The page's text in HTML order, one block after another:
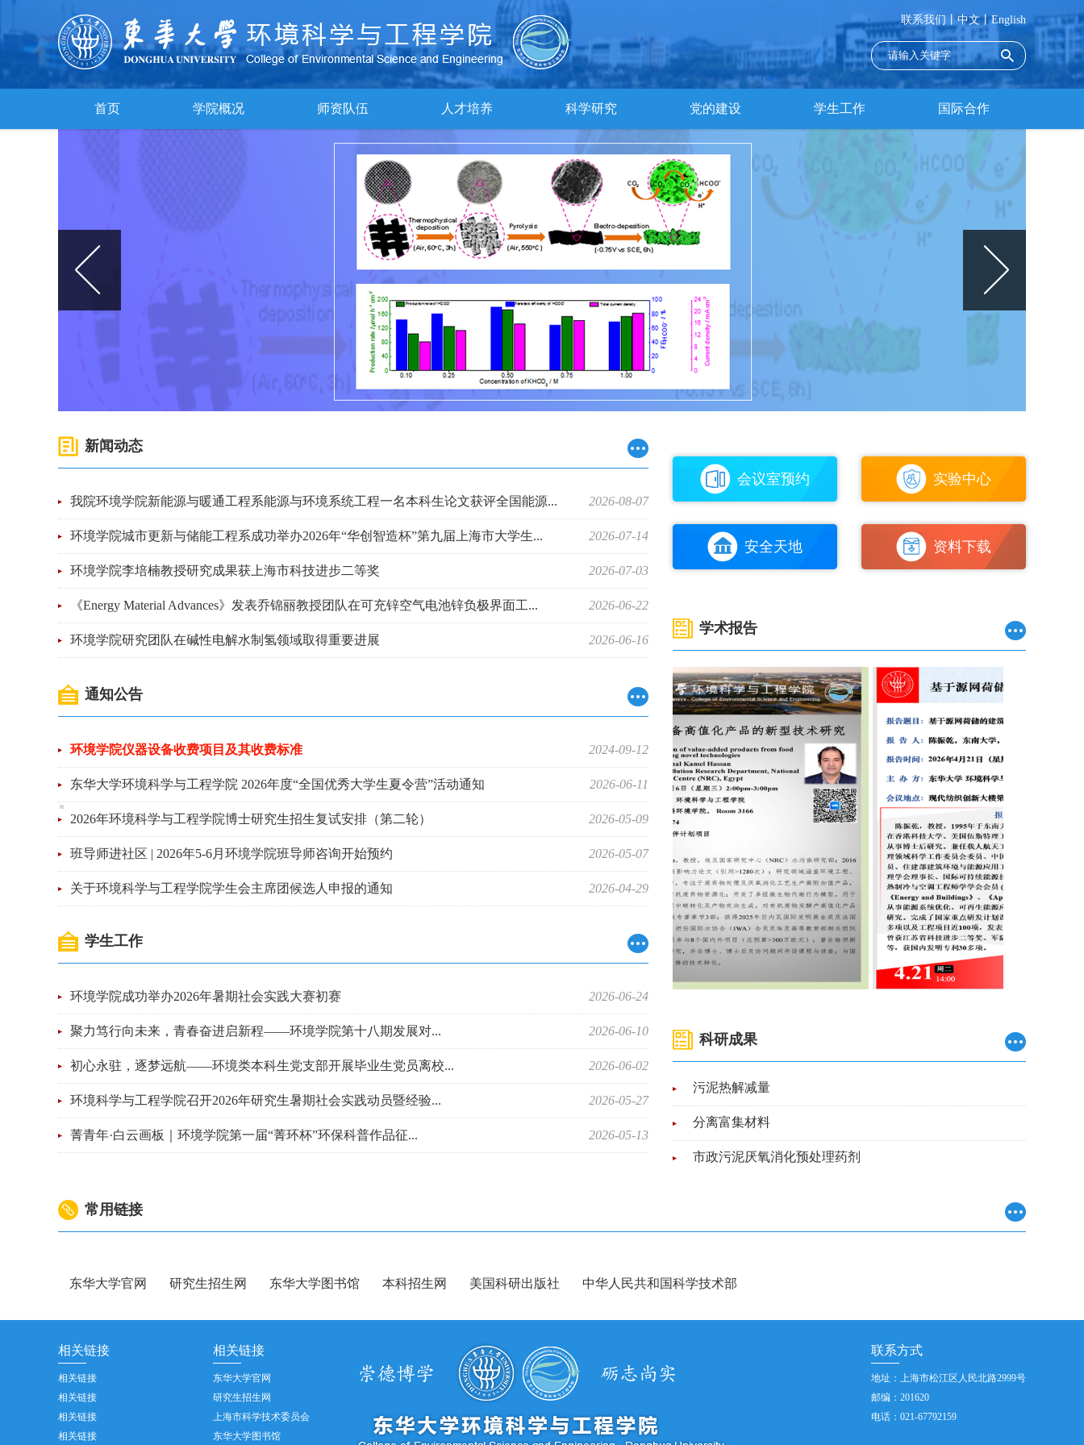
联系我们丨中文丨English
首页 学院概况 师资队伍 人才培养 科学研究 党的建设 学生工作 国际合作
新闻动态
我院环境学院新能源与暖通工程系能源与环境系统工程一名本科生论文获评全国能源... 2026-08-07
环境学院城市更新与储能工程系成功举办2026年“华创智造杯”第九届上海市大学生... 2026-07-14
环境学院李培楠教授研究成果获上海市科技进步二等奖 2026-07-03
《Energy Material Advances》发表乔锦丽教授团队在可充锌空气电池锌负极界面工... 2026-06-22
环境学院研究团队在碱性电解水制氢领域取得重要进展 2026-06-16
通知公告
环境学院仪器设备收费项目及其收费标准 2024-09-12
东华大学环境科学与工程学院 2026年度“全国优秀大学生夏令营”活动通知 2026-06-11
2026年环境科学与工程学院博士研究生招生复试安排（第二轮） 2026-05-09
班导师进社区 | 2026年5-6月环境学院班导师咨询开始预约 2026-05-07
关于环境科学与工程学院学生会主席团候选人申报的通知 2026-04-29
学生工作
环境学院成功举办2026年暑期社会实践大赛初赛 2026-06-24
聚力笃行向未来，青春奋进启新程——环境学院第十八期发展对... 2026-06-10
初心永驻，逐梦远航——环境类本科生党支部开展毕业生党员离校... 2026-06-02
环境科学与工程学院召开2026年研究生暑期社会实践动员暨经验... 2026-05-27
​菁青年·白云画板｜环境学院第一届“菁环杯”环保科普作品征... 2026-05-13
会议室预约
安全天地
实验中心
资料下载
学术报告
餐厨垃圾制备高值化产品的新型技...
科研成果
污染场地与黑臭水体生态修复技术
污泥热解减量
分离富集材料
市政污泥厌氧消化预处理药剂
等离子体活化水灭菌及植物生长促进技术
常用链接
东华大学官网 研究生招生网 东华大学图书馆 本科招生网 美国科研出版社 中华人民共和国科学技术部
相关链接
相关链接
相关链接
相关链接
相关链接
相关链接
东华大学官网
研究生招生网
上海市科学技术委员会
东华大学图书馆
联系方式
地址：上海市松江区人民北路2999号
邮编：201620
电话：021-67792159